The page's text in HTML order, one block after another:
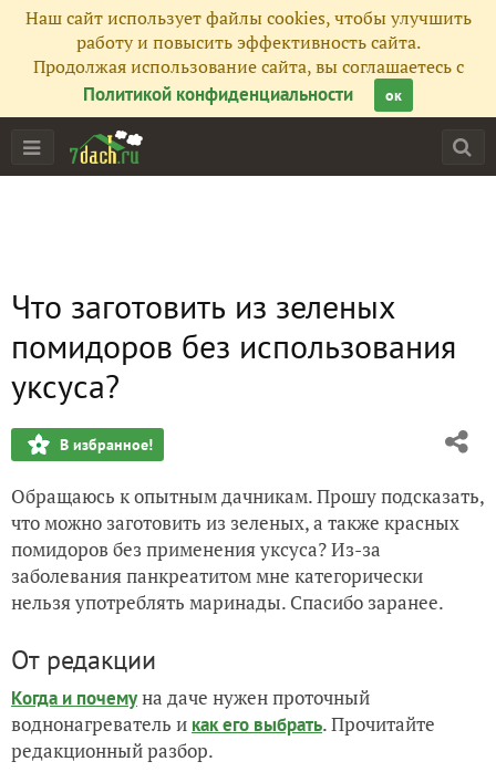
Наш сайт использует файлы cookies, чтобы улучшить
работу и повысить эффективность сайта.
Продолжая использование сайта, вы соглашаетесь с
Политикой конфиденциальности
ок
Что заготовить из зеленых
помидоров без использования
уксуса?
В избранное!
Обращаюсь к опытным дачникам. Прошу подсказать,
что можно заготовить из зеленых, а также красных
помидоров без применения уксуса? Из-за
заболевания панкреатитом мне категорически
нельзя употреблять маринады. Спасибо заранее.
От редакции
Когда и почемуна даче нужен проточный
воднонагреватель и как его выбрать. Прочитайте
редакционный разбор.